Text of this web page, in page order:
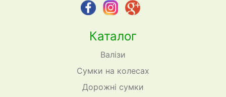
Каталог
Валізи
Сумки на колесах
Дорожні сумки